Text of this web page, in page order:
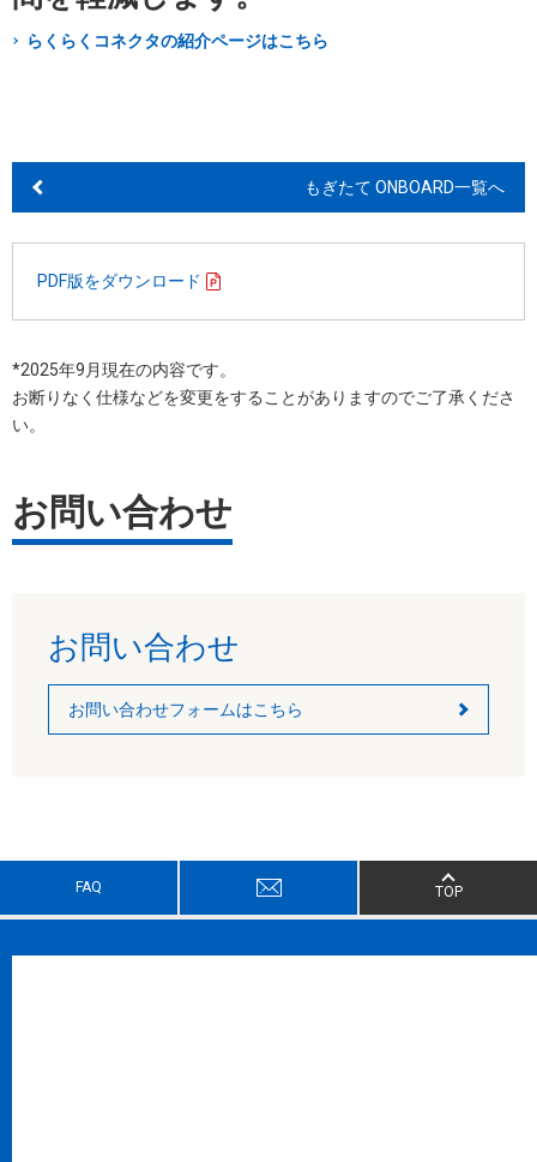
らくらくコネクタの紹介ページはこちら
もぎたて ONBOARD一覧へ
PDF版をダウンロード
*2025年9月現在の内容です。
お断りなく仕様などを変更をすることがありますのでご了承くださ
い。
お問い合わせ
お問い合わせ
お問い合わせフォームはこちら
FAQ TOP